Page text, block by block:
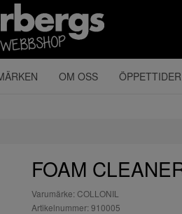
OM OSS ÖPPETTIDER
FOAM
Varumärke: COLLONIL
Artikelnummer: 910005